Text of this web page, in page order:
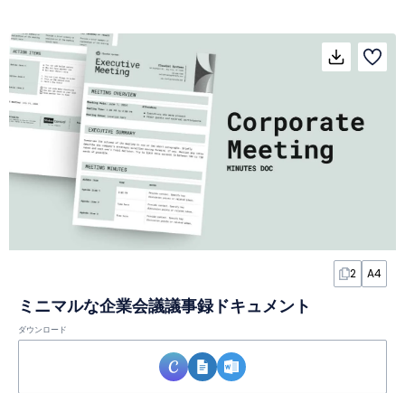
2 A4
ミニマルな企業会議議事録ドキュメント
ダウンロード